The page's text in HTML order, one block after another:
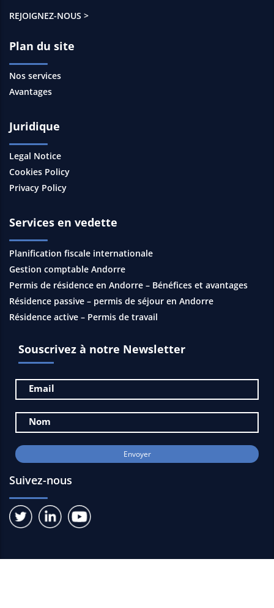
REJOIGNEZ-NOUS >
Plan du site
Nos services
Avantages
Juridique
Legal Notice
Cookies Policy
Privacy Policy
Services en vedette
Planification fiscale internationale
Gestion comptable Andorre
Permis de résidence en Andorre – Bénéfices et avantages
Résidence passive – permis de séjour en Andorre
Résidence active – Permis de travail
Souscrivez à notre Newsletter
Suivez-nous